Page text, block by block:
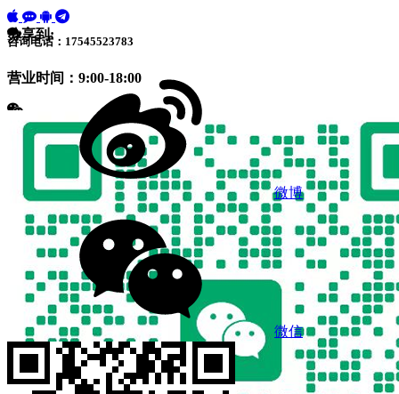
咨询电话：17545523783
营业时间：9:00-18:00
分享到:
微博
微信